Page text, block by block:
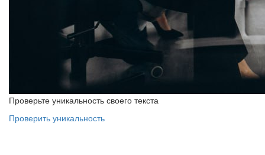
Проверьте уникальность своего текста
Проверить уникальность